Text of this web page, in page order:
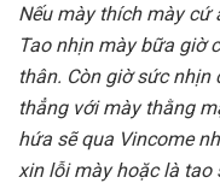
Nếu mày thích mày cứ
Tao nhịn mày bữa giờ
thân. Còn giờ sức nhịn
thẳng với mày thằng
hứa sẽ qua Vincome
xin lỗi mày hoặc là